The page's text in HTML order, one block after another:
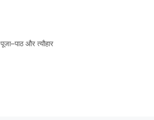
पूजा–पाठ और त्यौहार